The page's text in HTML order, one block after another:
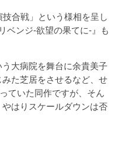
合戦」という様相を呈し
ベンジ-欲望の果てに-』も
大病院を舞台に余貴美子
た芝居をさせるなど、せ
ていた同作ですが、そん
はりスケールダウンは否